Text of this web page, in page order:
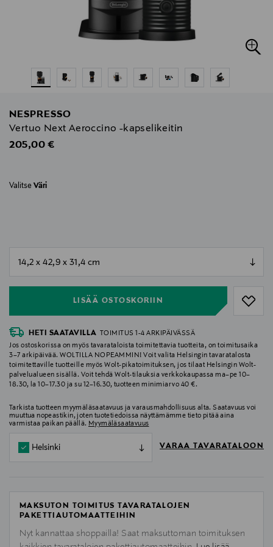
NESPRESSO
Vertuo Next Aeroccino -kapselikeitin
Original Price
205,00 €
Valitse Väri
LISÄÄ OSTOSKORIIN
HETI SAATAVILLA
TOIMITUS 1-4 ARKIPÄIVÄSSÄ
Jos ostoskorissa on myös tavarataloista toimitettavia tuotteita, on toimitusaika
3–7 arkipäivää. WOLTILLA NOPEAMMIN! Voit valita Helsingin tavaratalosta
toimitettaville tuotteille myös Wolt-pikatoimituksen, jos tilaat Helsingin Wolt-
palvelualueen sisällä. Voit tehdä Wolt-tilauksia verkkokaupassa ma–pe 10–
18.30, la 10–17.30 ja su 12–16.30, tuotteen minimiarvo 40 €.
Tarkista tuotteen myymäläsaatavuus ja varausmahdollisuus alta. Saatavuus voi
muuttua nopeastikin, joten tuotetiedoissa näyttämämme tieto pitää aina
varmistaa paikan päällä. Myymäläsaatavuus
Helsinki VARAA TAVARATALOON
MAKSUTON TOIMITUS TAVARATALOJEN
PAKETTIAUTOMAATTEIHIN
Nyt kannattaa shoppailla! Saat maksuttoman toimituksen